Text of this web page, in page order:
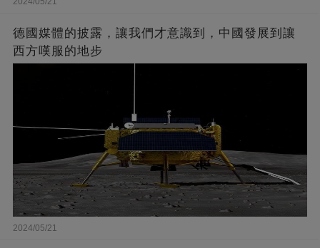
德國媒體的披露，讓我們才意識到，中國發展到讓
西方嘆服的地步
2024/05/21